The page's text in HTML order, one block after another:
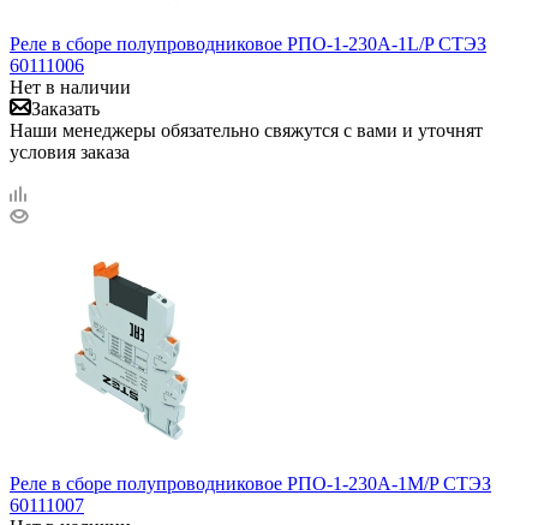
Реле в сборе полупроводниковое РПО-1-230A-1L/P СТЭЗ
60111006
Нет в наличии
Заказать
Наши менеджеры обязательно свяжутся с вами и уточнят
условия заказа
Реле в сборе полупроводниковое РПО-1-230A-1M/P СТЭЗ
60111007